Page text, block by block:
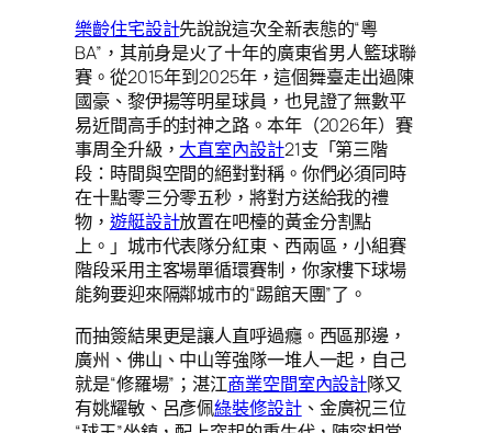
樂齡住宅設計先說說這次全新表態的“粵
BA”，其前身是火了十年的廣東省男人籃球聯
賽。從2015年到2025年，這個舞臺走出過陳
國豪、黎伊揚等明星球員，也見證了無數平
易近間高手的封神之路。本年（2026年）賽
事周全升級， 大直室內設計21支「第三階
段：時間與空間的絕對對稱。你們必須同時
在十點零三分零五秒，將對方送給我的禮
物， 遊艇設計放置在吧檯的黃金分割點
上。」城市代表隊分紅東、西兩區，小組賽
階段采用主客場單循環賽制，你家樓下球場
能夠要迎來隔鄰城市的“踢館天團”了。
而抽簽結果更是讓人直呼過癮。西區那邊，
廣州、佛山、中山等強隊一堆人一起，自己
就是“修羅場”；湛江商業空間室內設計隊又
有姚耀敏、呂彥佩綠裝修設計、金廣祝三位